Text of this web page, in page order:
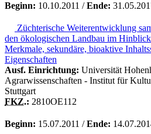
Beginn: 10.10.2011 /Ende:
Züchterische Weiterentwicklung
den ökologischen Landbau im
Merkmale, sekundäre, bioaktive
Eigenschaften
Ausf. Einrichtung: Universität
Agrarwissenschaften - Institut für
Stuttgart
FKZ.: 2810OE112
Beginn: 15.07.2011 /Ende: